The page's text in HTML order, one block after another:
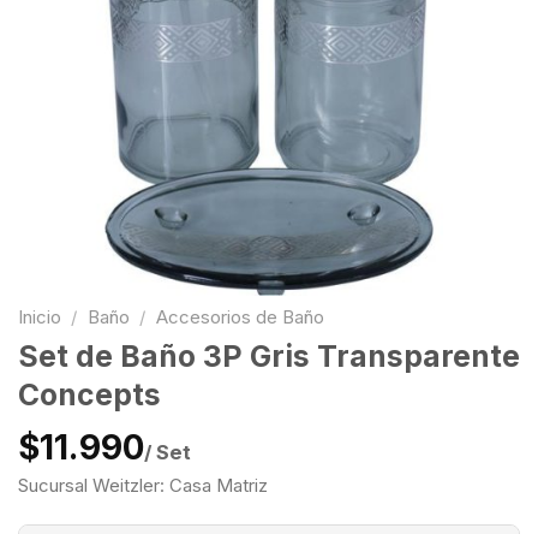
Inicio / Baño / Accesorios de Baño
Set de Baño 3P Gris Transparente
Concepts
$11.990/ Set
Sucursal Weitzler: Casa Matriz